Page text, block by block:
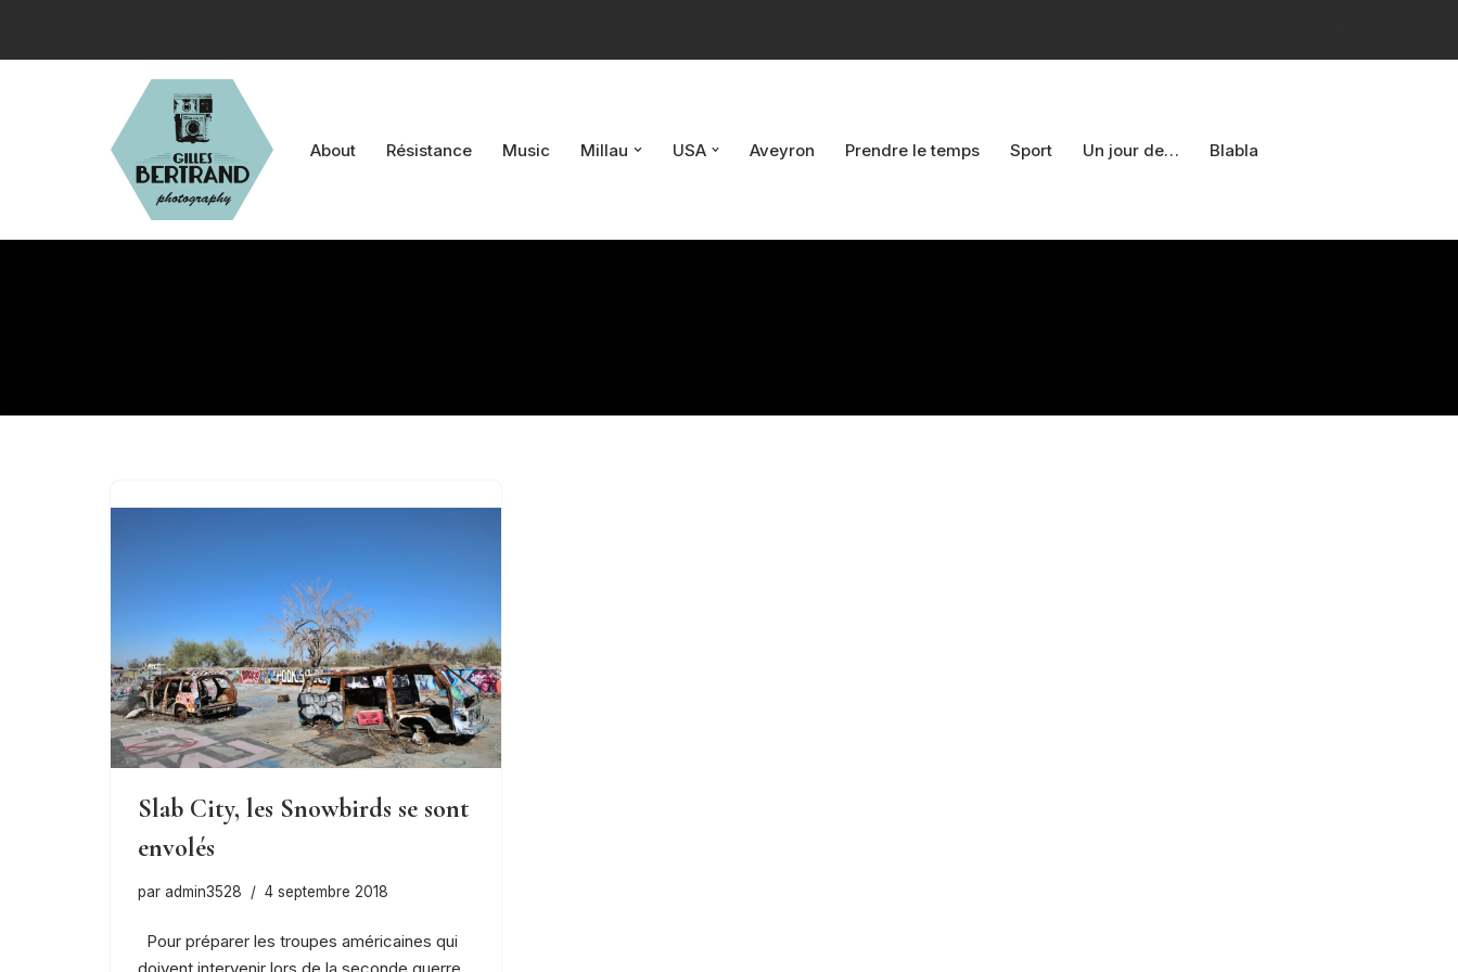
Aller
About Résistance Music Millau USA Aveyron Prendre le temps Sport Un jour de… Blabla
Slab City, les Snowbirds se sont
envolés
par admin3528 4 septembre 2018
Pour préparer les troupes américaines qui